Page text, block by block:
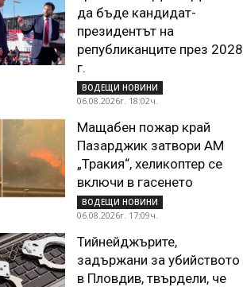
да бъде кандидат-
президентът на
републиканците през 2028
г.
ВОДЕЩИ НОВИНИ
06.08.2026г. 18:02ч.
Мащабен пожар край
Пазарджик затвори АМ
„Тракия“, хеликоптер се
включи в гасенето
ВОДЕЩИ НОВИНИ
06.08.2026г. 17:09ч.
Тийнейджърите,
задържани за убийството
в Пловдив, твърдели, че